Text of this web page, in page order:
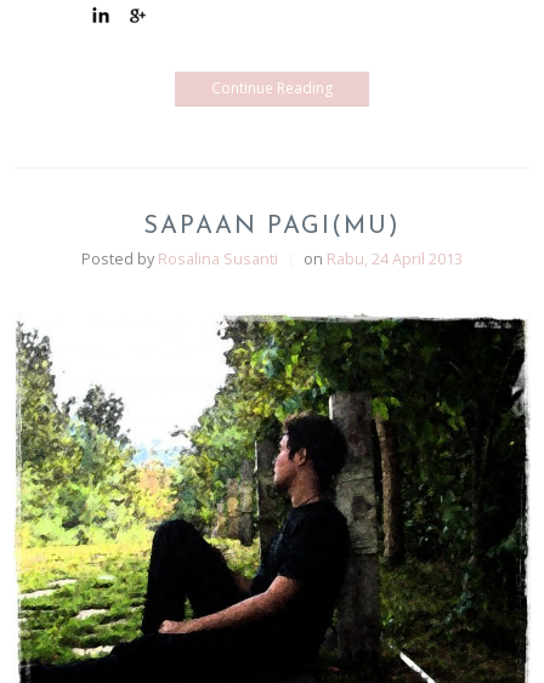
Continue Reading
SAPAAN PAGI(MU)
Posted by Rosalina Susanti on Rabu, 24 April 2013